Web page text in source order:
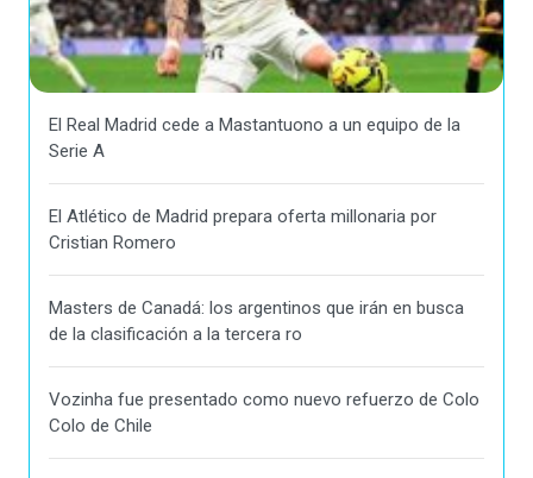
El Real Madrid cede a Mastantuono a un equipo de la
Serie A
El Atlético de Madrid prepara oferta millonaria por
Cristian Romero
Masters de Canadá: los argentinos que irán en busca
de la clasificación a la tercera ro
Vozinha fue presentado como nuevo refuerzo de Colo
Colo de Chile